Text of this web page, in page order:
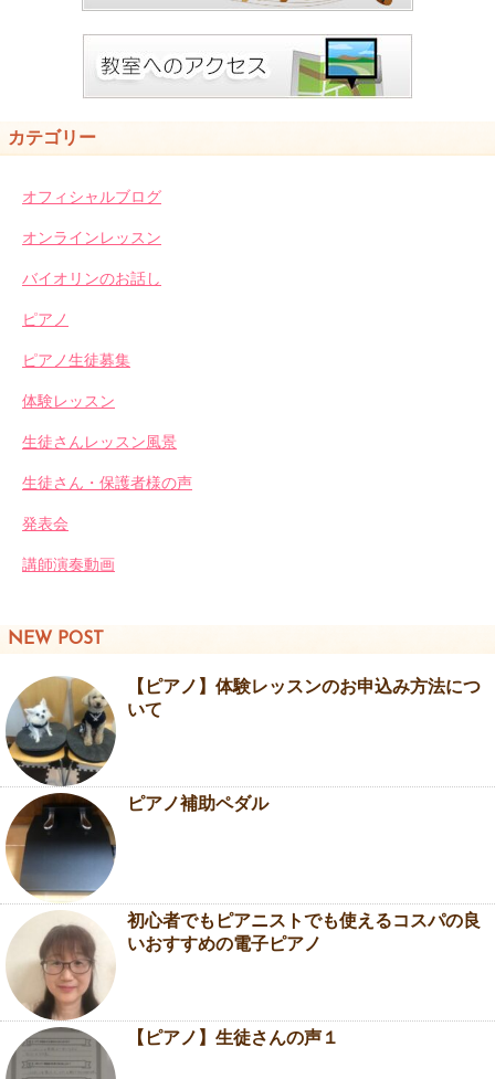
カテゴリー
オフィシャルブログ
オンラインレッスン
バイオリンのお話し
ピアノ
ピアノ生徒募集
体験レッスン
生徒さんレッスン風景
生徒さん・保護者様の声
発表会
講師演奏動画
NEW POST
【ピアノ】体験レッスンのお申込み方法につ
いて
ピアノ補助ペダル
初心者でもピアニストでも使えるコスパの良
いおすすめの電子ピアノ
【ピアノ】生徒さんの声１